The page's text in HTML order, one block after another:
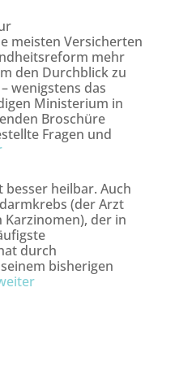
meisten Versicherten
mehr
den Durchblick zu
wenigstens das
Ministerium in
Broschüre
Fragen und
heilbar. Auch
(der Arzt
der in
durch
bisherigen